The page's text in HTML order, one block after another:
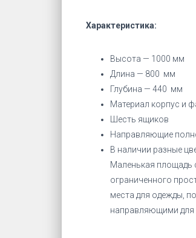
Характеристика:
Высота — 1000 мм
Длина — 800 мм
Глубина — 440 мм
Материал корпус и
Шесть ящиков
Направляющие
В наличии разные
Маленькая площадь
ограниченного
места для одежды,
направляющими для